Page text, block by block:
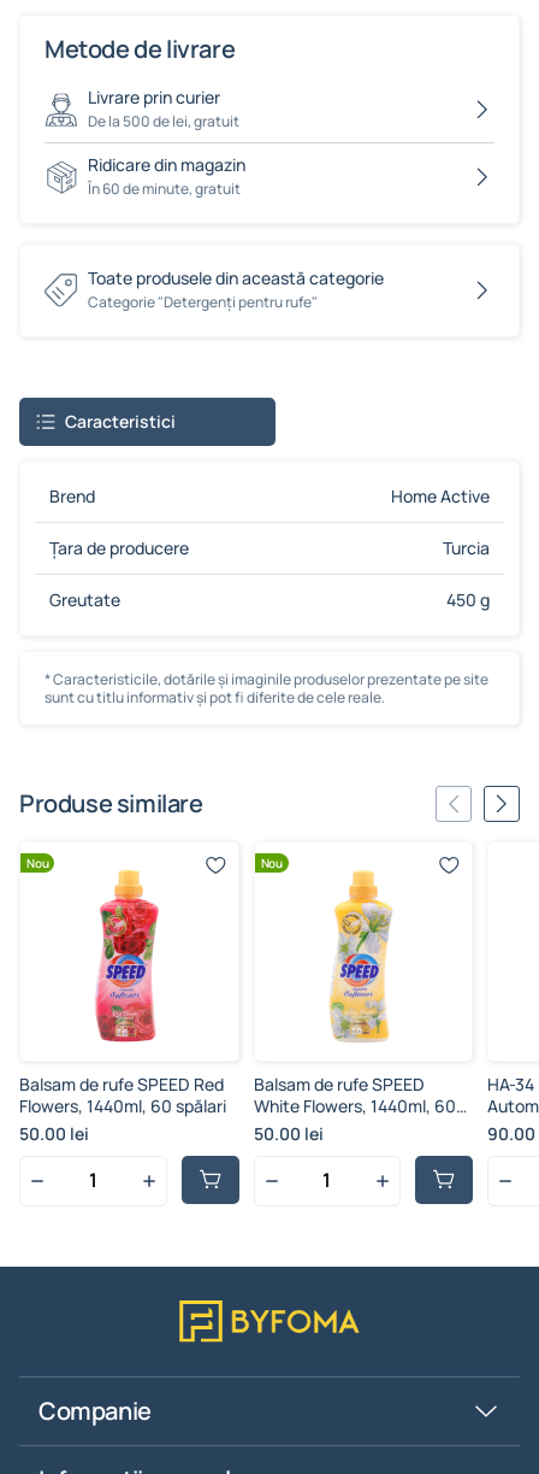
Metode de livrare
Livrare prin curier
De la 500 de lei, gratuit
Ridicare din magazin
În 60 de minute, gratuit
Toate produsele din această categorie
Сategorie "Detergenți pentru rufe"
Caracteristici
Brend Home Active
Țara de producere Turcia
Greutate 450 g
* Caracteristicile, dotările și imaginile produselor prezentate pe site
sunt cu titlu informativ și pot fi diferite de cele reale.
Produse similare
Nou
Balsam de rufe SPEED Red
Flowers, 1440ml, 60 spălari
50.00 lei
Nou
Balsam de rufe SPEED
White Flowers, 1440ml, 60
spălari
50.00 lei
HA-
90.00
Companie